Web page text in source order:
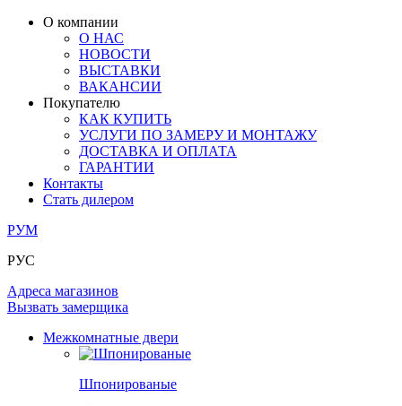
ИЗ МАССИВА ОЛЬХИ
РАСПРОДАЖА ОСТАТКОВ
ВСЕ ДВЕРИ
ПОД ОБОИ И ПОКРАСКУ
РАЗДВИЖНЫЕ ПЕРЕГОРОДКИ
КОМПЛЕКТУЮЩИЕ
ОГРАНИЧИТЕЛИ
ПЕТЛИ
РАЗДВИЖНАЯ СИСТЕМА
СТЕНОВЫЕ ПАНЕЛИ
О компании
О НАС
НОВОСТИ
ВЫСТАВКИ
ВАКАНСИИ
Покупателю
КАК КУПИТЬ
УСЛУГИ ПО ЗАМЕРУ И МОНТАЖУ
ДОСТАВКА И ОПЛАТА
ГАРАНТИИ
Контакты
Стать дилером
РУМ
РУС
Адреса магазинов
Вызвать замерщика
Межкомнатные двери
Шпонированые